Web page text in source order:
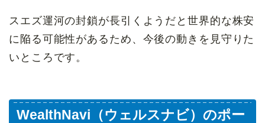
スエズ運河の封鎖が長引くようだと世界的な株安
に陥る可能性があるため、今後の動きを見守りた
いところです。
WealthNavi（ウェルスナビ）のポー